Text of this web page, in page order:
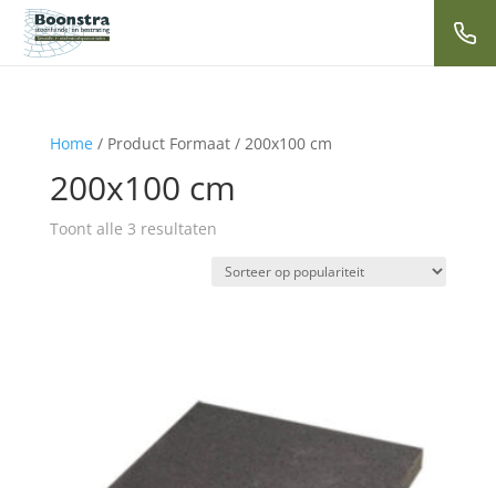
Home/ Product Formaat / 200x100 cm
200x100 cm
Toont alle 3 resultatenGesorteerd
populariteit